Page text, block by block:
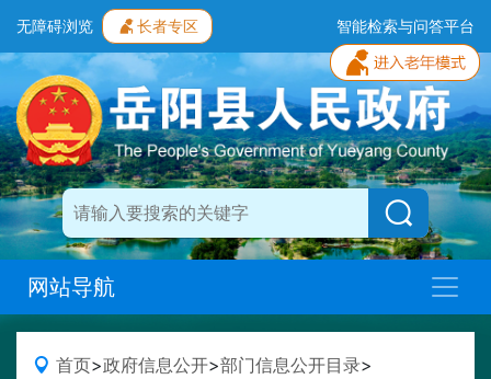
无障碍浏览 长者专区 智能检索与问答平台
网站导航
首页>政府信息公开>部门信息公开目录>